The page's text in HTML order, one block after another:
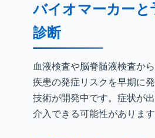
バイオマーカーと
診断
血液検査や脳脊髄液検査か
疾患の発症リスクを早期に
技術が開発中です。症状が
介入できる可能性があります